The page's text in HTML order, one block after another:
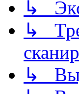
↳
↳
↳